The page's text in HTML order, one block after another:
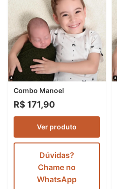
Combo Manoel
R$ 171,90
Ver produto
Dúvidas?
Chame no
WhatsApp